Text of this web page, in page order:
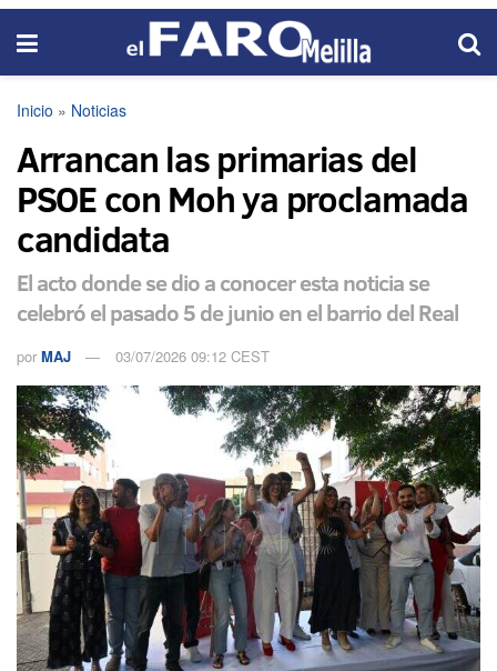
Inicio » Noticias
Arrancan las primarias del
PSOE con Moh ya proclamada
candidata
El acto donde se dio a conocer esta noticia se
celebró el pasado 5 de junio en el barrio del Real
por MAJ 03/07/2026 09:12 CEST